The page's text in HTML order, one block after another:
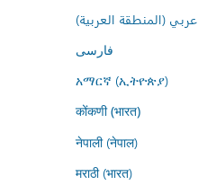
عربي (المنطقة العربية)
فارسى
አማርኛ (ኢትዮጵያ)
कोंकणी (भारत)
नेपाली (नेपाल)
मराठी (भारत)